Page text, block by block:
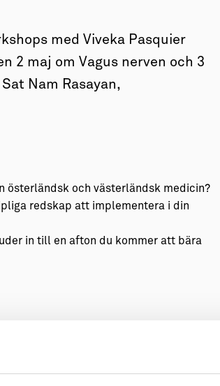
med Viveka Pasquier
2 maj om Vagus nerven och 3
Nam Rasayan,
österländsk och västerländsk medicin?
redskap att implementera i din
in till en afton du kommer att bära
till att finna platsen av närvaro, lugn
att verkligen förnimma sig själv och